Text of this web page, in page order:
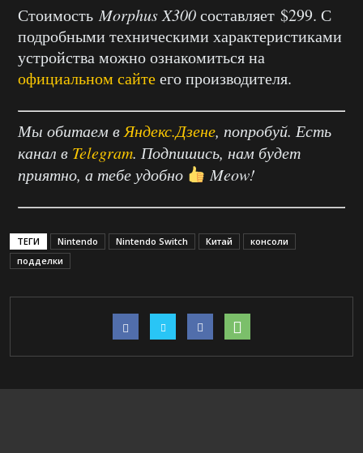
СтоимостьMorphus X300составляет $299. С
подробными техническими характеристиками
устройства можно ознакомиться на
официальном сайтеего производителя.
Мы обитаем вЯндекс.Дзене, попробуй. Есть
канал в Telegram. Подпишись, нам будет
приятно, а тебе удобно
Meow!
ТЕГИ Nintendo Nintendo Switch Китай
консоли
подделки